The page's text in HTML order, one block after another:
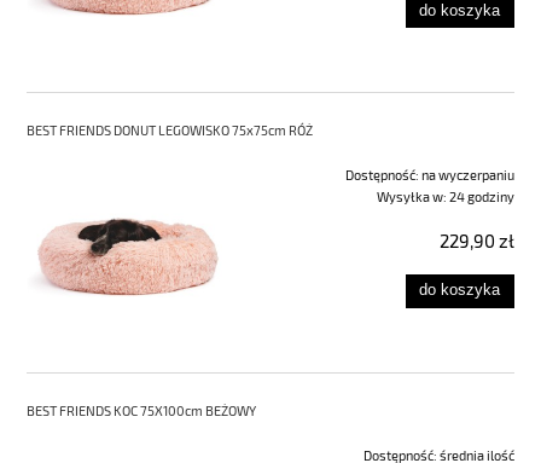
do koszyka
BEST FRIENDS DONUT LEGOWISKO 75x75cm RÓŻ
Dostępność: na wyczerpaniu
Wysyłka w: 24 godziny
229,90 zł
do koszyka
BEST FRIENDS KOC 75X100cm BEŻOWY
Dostępność: średnia ilość